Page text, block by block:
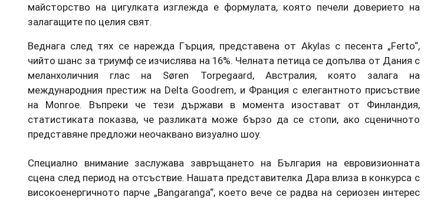
майсторство на цигулката изглежда е формулата, която печели доверието на
залагащите по целия свят.
Веднага след тях се нарежда Гърция, представена от Akylas с песента „Ferto“,
чийто шанс за триумф се изчислява на 16%. Челната петица се допълва от Дания с
меланхоличния глас на Søren Torpegaard, Австралия, която залага на
международния престиж на Delta Goodrem, и Франция с елегантното присъствие
на Monroe. Въпреки че тези държави в момента изостават от Финландия,
статистиката показва, че разликата може бързо да се стопи, ако сценичното
представяне предложи неочаквано визуално шоу.
Специално внимание заслужава завръщането на България на евровизионната
сцена след период на отсъствие. Нашата представителка Дара влиза в конкурса с
високоенергичното парче „Bangaranga“, което вече се радва на сериозен интерес